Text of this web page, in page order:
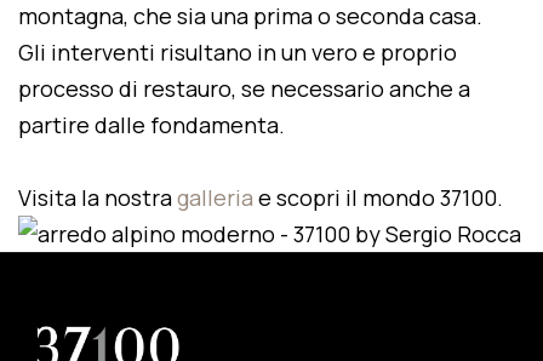
montagna, che sia una prima o seconda casa.
Gli interventi risultano in un vero e proprio
processo di restauro, se necessario anche a
partire dalle fondamenta.
Visita la nostragalleria e scopri il mondo 37100.